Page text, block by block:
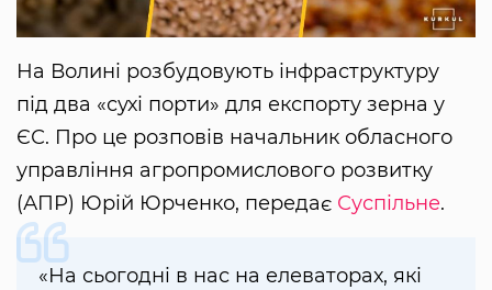
На Волині розбудовують інфраструктуру
під два «сухі порти» для експорту зерна у
ЄС. Про це розповів начальник обласного
управління агропромислового розвитку
(АПР) Юрій Юрченко, передає Суспільне.
«На сьогодні в нас на елеваторах, які